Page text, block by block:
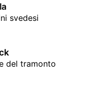
svedesi
del tramonto